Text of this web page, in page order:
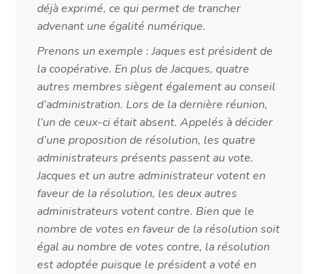
déjà exprimé, ce qui permet de trancher
advenant une égalité numérique.
Prenons un exemple : Jaques est président de
la coopérative. En plus de Jacques, quatre
autres membres siègent également au conseil
d’administration. Lors de la dernière réunion,
l’un de ceux-ci était absent. Appelés à décider
d’une proposition de résolution, les quatre
administrateurs présents passent au vote.
Jacques et un autre administrateur votent en
faveur de la résolution, les deux autres
administrateurs votent contre. Bien que le
nombre de votes en faveur de la résolution soit
égal au nombre de votes contre, la résolution
est adoptée puisque le président a voté en